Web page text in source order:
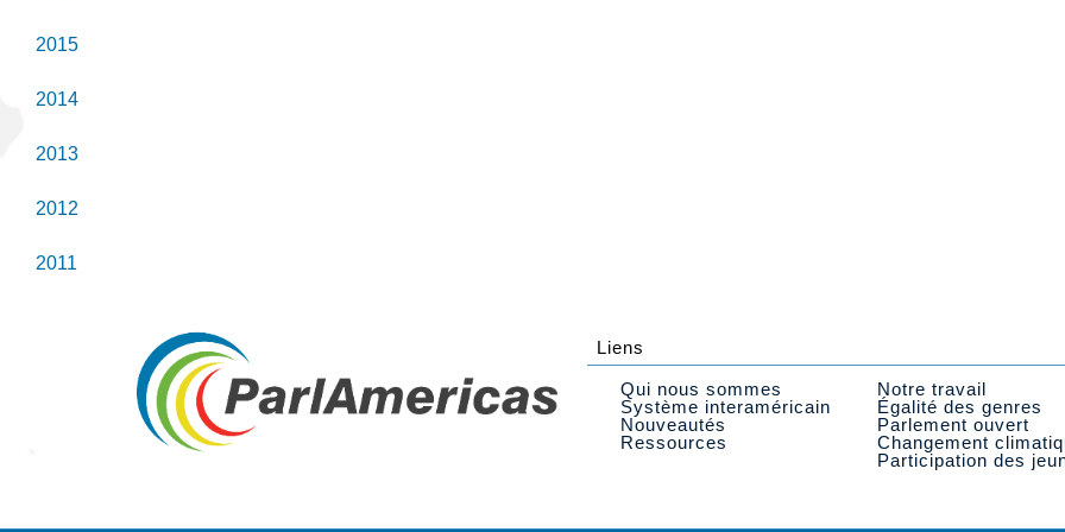
2015
2014
2013
2012
2011
Liens
Qui nous sommes
Système interaméricain
Nouveautés
Ressources
Notre travail
Égalité des genres
Parlement ouvert
Changement
Participation des